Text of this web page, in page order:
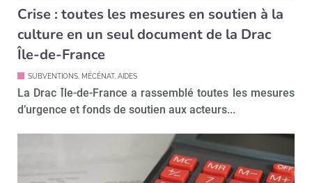
Crise : toutes les mesures en soutien à la
culture en un seul document de la Drac
Île-de-France
SUBVENTIONS, MÉCÉNAT, AIDES
La Drac Île-de-France a rassemblé toutes les mesures
d’urgence et fonds de soutien aux acteurs...